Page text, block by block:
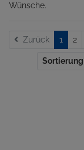
Wünsche.
Zurück 1 2